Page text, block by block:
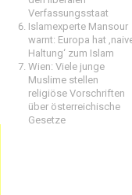
Verfassungsstaat
Islamexperte Mansour
warnt: Europa hat
Haltung‘ zum Islam
Wien: Viele junge
Muslime stellen
religiöse Vorschriften
über österreichische
Gesetze